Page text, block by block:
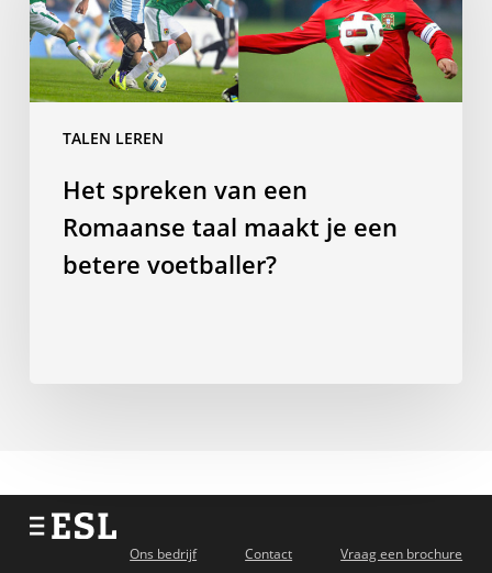
TALEN LEREN
een
Romaanse
taal
maakt
betereHet spreken van een
Romaanse taal maakt je een
betere voetballer?
Ons bedrijf Contact Vraag een brochure